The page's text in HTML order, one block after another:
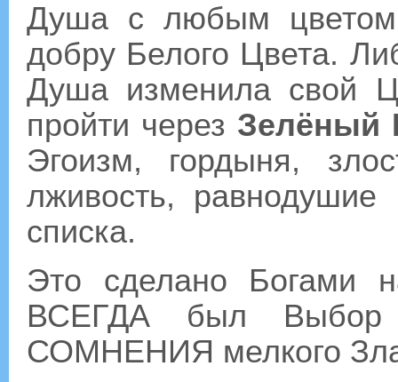
Душа с любым цветом
добру Белого Цвета.
Душа изменила свой
пройти через Зелёный
Эгоизм, гордыня,
лживость,
списка.
Это сделано Богами
ВСЕГДА был Выбор
СОМНЕНИЯ мелкого